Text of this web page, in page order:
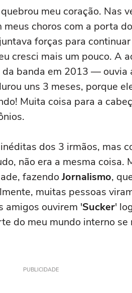
meu coração. Nas
meus choros com a porta
forças para
cresci mais um pouco. A
banda em 2013 — ouvia
uns 3 meses, porque
Muita coisa para a
dos 3 irmãos, mas
não era a mesma coisa.
fazendoJornalismo,
muitas pessoas
amigos ouvirem 'Sucker'
do meu mundo interno
PUBLICIDADE